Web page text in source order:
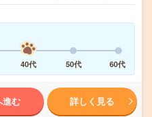
40代 50代 60代
進む 詳しく見る